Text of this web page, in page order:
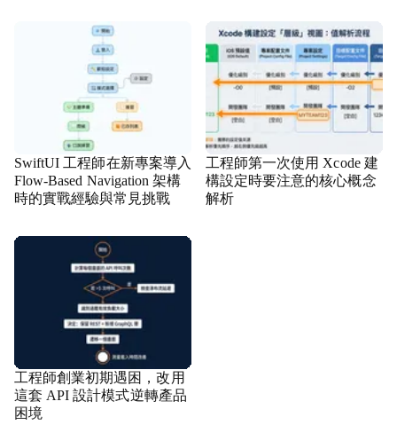
SwiftUI 工程師在新專案導入
Flow-Based Navigation 架構
時的實戰經驗與常見挑戰
工程師第一次使用 Xcode 建
構設定時要注意的核心概念
解析
工程師創業初期遇困，改用
這套 API 設計模式逆轉產品
困境